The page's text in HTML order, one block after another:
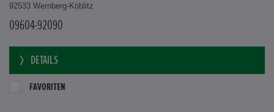
92533 Wernberg-Köblitz
09604-92090
DETAILS
FAVORITEN